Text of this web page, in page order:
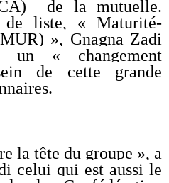
de la mutuelle.
de liste, « Maturité-
», Gnagna Zadi
un « changement
de cette grande
la tête du groupe », a
celui qui est aussi le